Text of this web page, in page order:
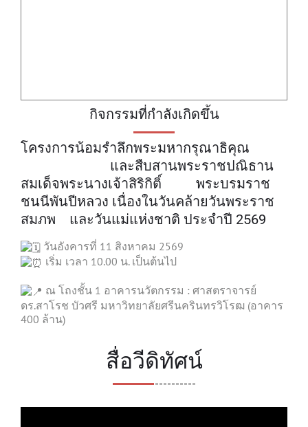
กิจกรรมที่กำลังเกิดขึ้น
โครงการน้อมรำลึกพระมหากรุณาธิคุณ
และสืบสานพระราชปณิธาน
สมเด็จพระนางเจ้าสิริกิติ์ พระบรมราช
ชนนีพันปีหลวง เนื่องในวันคล้ายวันพระราช
สมภพ และวันแม่แห่งชาติ ประจำปี 2569
วันอังคารที่ 11 สิงหาคม 2569
เริ่ม เวลา 10.00 น. เป็นต้นไป
ณ โถงชั้น 1 อาคารนวัตกรรม : ศาสตราจารย์
ดร.สาโรช บัวศรี มหาวิทยาลัยศรีนครินทรวิโรฒ (อาคาร
400 ล้าน)
สื่อวีดิทัศน์